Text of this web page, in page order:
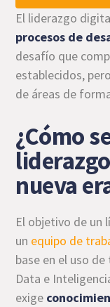
El liderazgo
procesos de
desafío que
establecidos,
de áreas de
¿Cómo
nueva
El objetivo de un
un equipo de
base en el uso
Data e
exige